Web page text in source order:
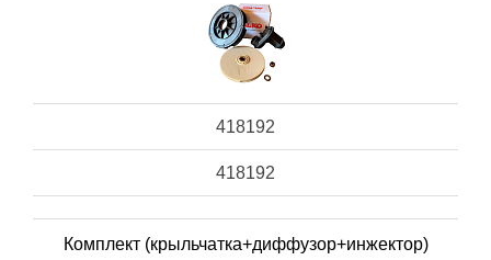
418192
418192
Комплект (крыльчатка+диффузор+инжектор)